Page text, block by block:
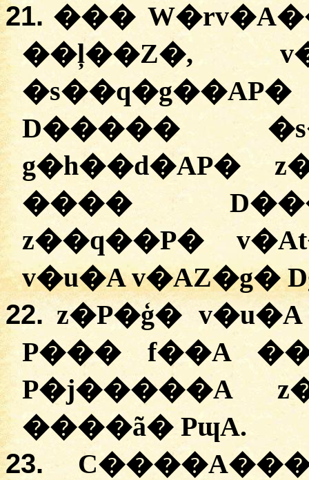
21. ���
��ļ��Z�,
D�����
g�h��d�AP�
����
z��q��P�
v�u�A v�AZ�g�
22. z�P�ģ�
P��� f��A
P�j�����A
����ã� PɰA.
23.